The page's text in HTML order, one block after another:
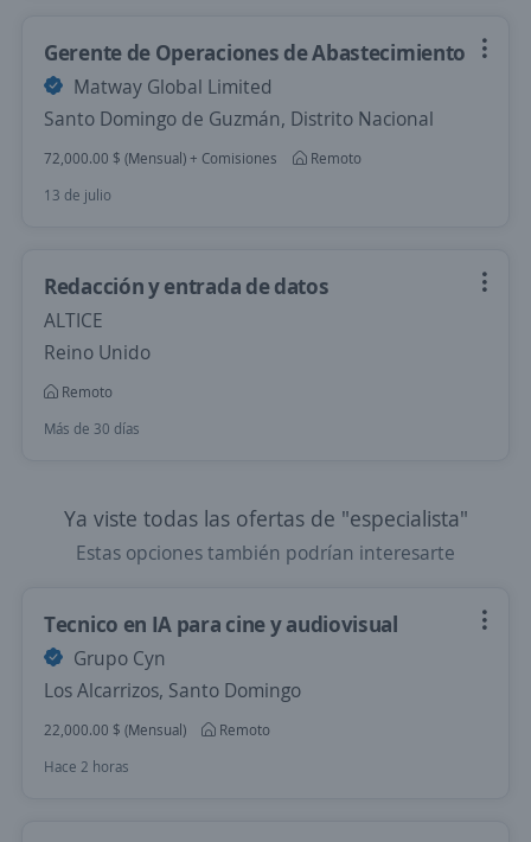
Gerente de Operaciones de Abastecimiento
Matway Global Limited
Santo Domingo de Guzmán, Distrito Nacional
72,000.00 $ (Mensual) + Comisiones
Remoto
13 de julio
Redacción y entrada de datos
ALTICE
Reino Unido
Remoto
Más de 30 días
Ya viste todas las ofertas de "especialista"
Estas opciones también podrían interesarte
Tecnico en IA para cine y audiovisual
Grupo Cyn
Los Alcarrizos, Santo Domingo
22,000.00 $ (Mensual)
Remoto
Hace 2 horas